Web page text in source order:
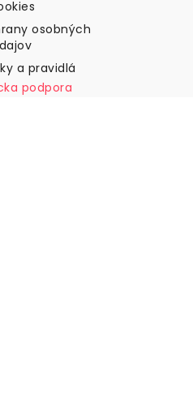
osobných
a pravidlá
podpora